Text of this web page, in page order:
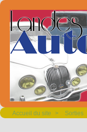
Accueil du site > Sorties